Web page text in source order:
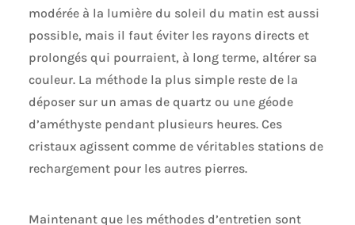
modérée à la lumière du soleil du matin est aussi
possible, mais il faut éviter les rayons directs et
prolongés qui pourraient, à long terme, altérer sa
couleur. La méthode la plus simple reste de la
déposer sur un amas de quartz ou une géode
d’améthyste pendant plusieurs heures. Ces
cristaux agissent comme de véritables stations de
rechargement pour les autres pierres.
Maintenant que les méthodes d’entretien sont